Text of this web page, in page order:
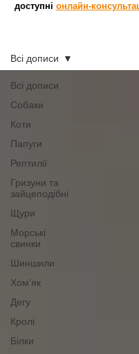
доступні онлайн-
Всі дописи
Собаки
Коти
Папуги
Рептилії
Гризуни та
зайцеподібні
Щури
Морські
свинки
Шиншили
Хом'як
Дегу
Кролі
Білки
Всі дописи